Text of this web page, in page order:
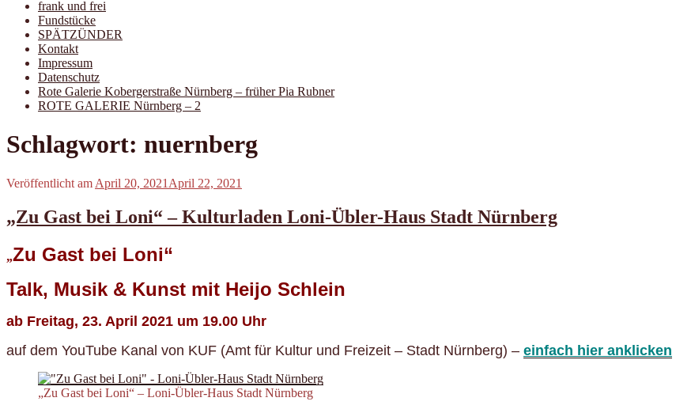
frank und frei
Fundstücke
SPÄTZÜNDER
Kontakt
Impressum
Datenschutz
Rote Galerie Kobergerstraße Nürnberg – früher Pia Rubner
ROTE GALERIE Nürnberg – 2
Schlagwort: nuernberg
Veröffentlicht am April 20, 2021 April 22, 2021
„Zu Gast bei Loni“ – Kulturladen Loni-Übler-Haus Stadt Nürnberg
„Zu Gast bei Loni“
Talk, Musik & Kunst mit Heijo Schlein
ab Freitag, 23. April 2021 um 19.00 Uhr
auf dem YouTube Kanal von KUF (Amt für Kultur und Freizeit – Stadt Nürnberg) – einfach hier anklicken
„Zu Gast bei Loni“ – Loni-Übler-Haus Stadt Nürnberg